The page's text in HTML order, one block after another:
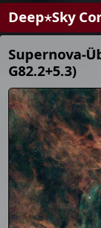
Deep⋆Sky
Supernova-
G82.2+5.3)